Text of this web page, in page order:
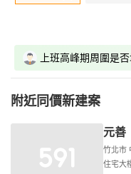
上班高峰期周圍是
附近同價新建案
元善
竹北市
住宅大